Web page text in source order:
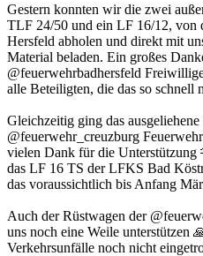
Gestern konnten wir die zwei
TLF 24/50 und ein LF 16/12, von
Hersfeld abholen und direkt mit
Material beladen. Ein großes
@feuerwehrbadhersfeld
alle Beteiligten, die das so schnell
Gleichzeitig ging das
@feuerwehr_creuzburg
vielen Dank für die
das LF 16 TS der LFKS Bad
das voraussichtlich bis Anfang
Auch der Rüstwagen der
uns noch eine Weile unterstützen
Verkehrsunfälle noch nicht